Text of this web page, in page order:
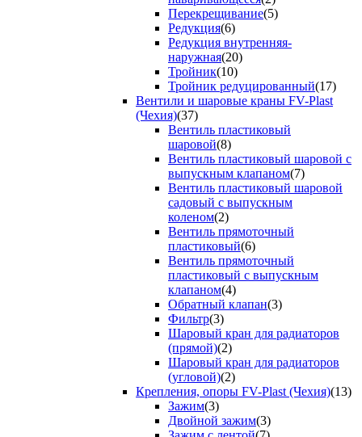
Перекрещивание(5)
Редукция(6)
Редукция внутренняя-
наружная(20)
Тройник(10)
Тройник редуцированный(17)
Вентили и шаровые краны FV-Plast
(Чехия)(37)
Вентиль пластиковый
шаровой(8)
Вентиль пластиковый шаровой с
выпускным клапаном(7)
Вентиль пластиковый шаровой
садовый с выпускным
коленом(2)
Вентиль прямоточный
пластиковый(6)
Вентиль прямоточный
пластиковый с выпускным
клапаном(4)
Обратный клапан(3)
Фильтр(3)
Шаровый кран для радиаторов
(прямой)(2)
Шаровый кран для радиаторов
(угловой)(2)
Крепления, опоры FV-Plast (Чехия)(13)
Зажим(3)
Двойной зажим(3)